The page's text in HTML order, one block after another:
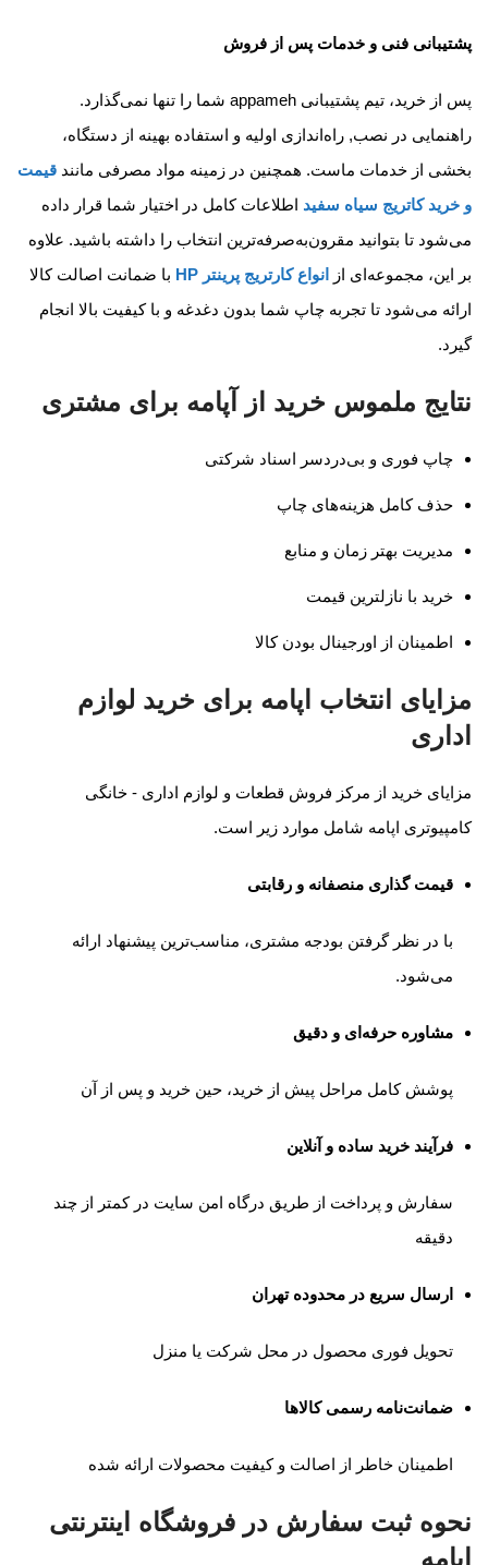
پشتیبانی فنی و خدمات پس از فروش
پس از خرید، تیم پشتیبانی appameh شما را تنها نمی‌گذارد.
راهنمایی در نصب, راه‌اندازی اولیه و استفاده بهینه از دستگاه،
بخشی از خدمات ماست. همچنین در زمینه مواد مصرفی مانند قیمت
و خرید کاتریج سیاه سفید اطلاعات کامل در اختیار شما قرار داده
می‌شود تا بتوانید مقرون‌به‌صرفه‌ترین انتخاب را داشته باشید. علاوه
بر این، مجموعه‌ای از
انواع کارتریج پرینتر HP
با ضمانت اصالت کالا
ارائه می‌شود تا تجربه چاپ شما بدون دغدغه و با کیفیت بالا انجام
گیرد.
نتایج ملموس خرید از آپامه برای مشتری
چاپ فوری و بی‌دردسر اسناد شرکتی
حذف کامل هزینه‌های چاپ
مدیریت بهتر زمان و منابع
خرید با نازلترین قیمت
اطمینان از اورجینال بودن کالا
مزایای انتخاب اپامه برای خرید لوازم
اداری
مزایای خرید از مرکز فروش قطعات و لوازم اداری - خانگی
کامپیوتری اپامه شامل موارد زیر است.
قیمت گذاری منصفانه و رقابتی
با در نظر گرفتن بودجه مشتری، مناسب‌ترین پیشنهاد ارائه
می‌شود.
مشاوره حرفه‌ای و دقیق
پوشش کامل مراحل پیش از خرید، حین خرید و پس از آن
فرآیند خرید ساده و آنلاین
سفارش و پرداخت از طریق درگاه امن سایت در کمتر از چند
دقیقه
ارسال سریع در محدوده تهران
تحویل فوری محصول در محل شرکت یا منزل
ضمانت‌نامه رسمی کالاها
اطمینان خاطر از اصالت و کیفیت محصولات ارائه شده
نحوه ثبت سفارش در فروشگاه اینترنتی
اپامه